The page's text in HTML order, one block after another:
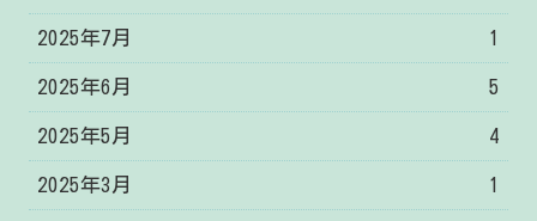
2025年7月 1
2025年6月 5
2025年5月 4
2025年3月 1